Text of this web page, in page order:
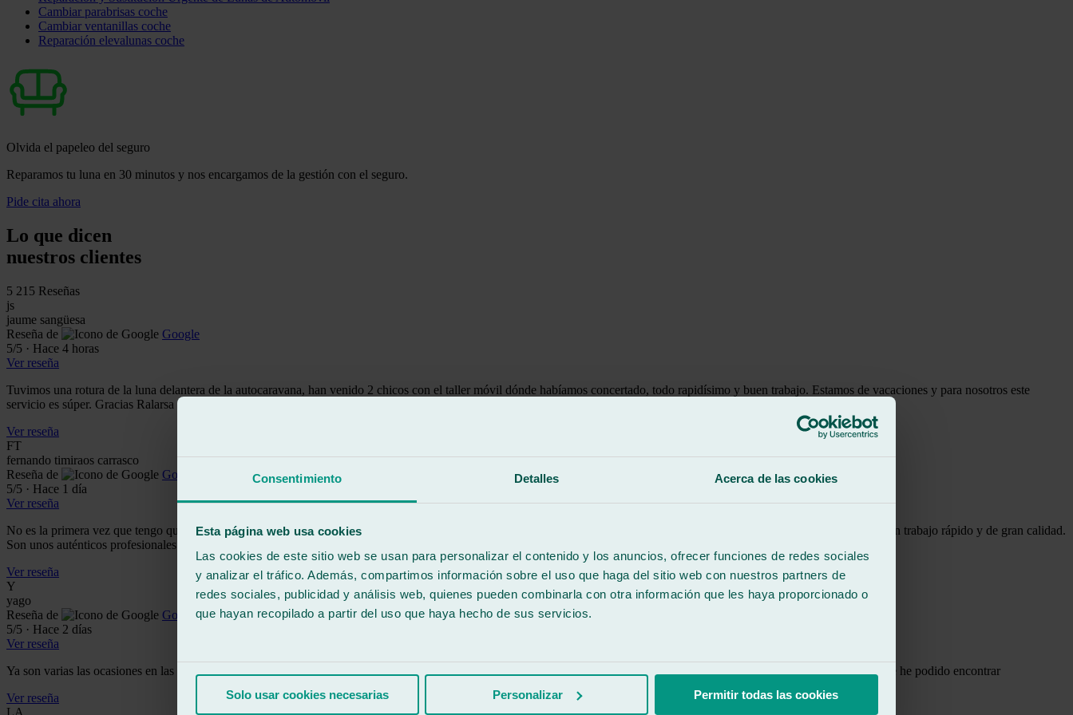
Consentimiento Detalles Acerca de las cookies
Esta página web usa cookies
Las cookies de este sitio web se usan para personalizar el contenido y los anuncios, ofrecer funciones de redes sociales
y analizar el tráfico. Además, compartimos información sobre el uso que haga del sitio web con nuestros partners de
redes sociales, publicidad y análisis web, quienes pueden combinarla con otra información que les haya proporcionado o
que hayan recopilado a partir del uso que haya hecho de sus servicios.
Solo usar cookies necesarias Personalizar Permitir todas las cookies
Cambiar parabrisas coche
Cambiar ventanillas coche
Reparación elevalunas coche
Olvida el papeleo del seguro
Reparamos tu luna en 30 minutos y nos encargamos de la gestión con el seguro.
Pide cita ahora
Lo que dicen
nuestros clientes
5 215 Reseñas
js
jaume sangüesa
Reseña de
Google
5/5 · Hace 4 horas
Ver reseña
Tuvimos una rotura de la luna delantera de la autocaravana, han venido 2 chicos con el taller móvil dónde habíamos concertado, todo rapidísimo y buen trabajo. Estamos de vacaciones y para nosotros este
servicio es súper. Gracias Ralarsa Lugo y a tí Jairo. Transmite esto a los compañeros que han venido.
Ver reseña
FT
fernando timiraos carrasco
Reseña de
Google
5/5 · Hace 1 día
Ver reseña
No es la primera vez que tengo que cambiar el cristal de un coche, pero sí es la primera vez que lo hago en Ralarsa. La experiencia ha sido excelente: un trato muy profesional, un trabajo rápido y de gran calidad.
Son unos auténticos profesionales. ¡100 % recomendables!
Ver reseña
Y
yago
Reseña de
Google
5/5 · Hace 2 días
Ver reseña
Ya son varias las ocasiones en las que he adquirido sus servicios y siempre de 10!! Tanto amabilidad de los empleados como en calidad de los servicios. Sin duda de lo mejor que he podido encontrar
Ver reseña
LA